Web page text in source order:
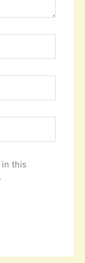
in this